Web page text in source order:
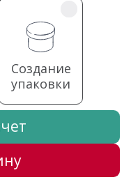
Создание
упаковки